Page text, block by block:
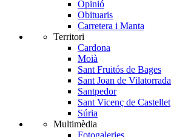
Opinió
Obituaris
Carretera i Manta
Territori
Cardona
Moià
Sant Fruitós de Bages
Sant Joan de Vilatorrada
Santpedor
Sant Vicenç de Castellet
Súria
Multimèdia
Fotogaleries